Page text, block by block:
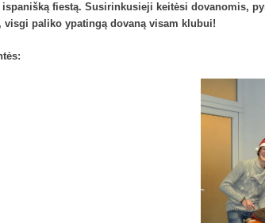
fiestą. Susirinkusieji keitėsi dovanomis,
visgi paliko ypatingą dovaną visam klubui!